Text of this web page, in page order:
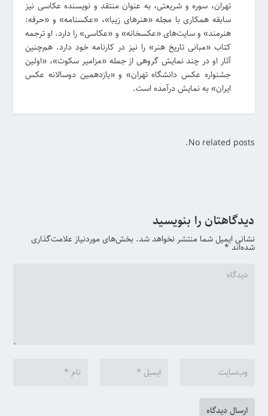
تهران، سوره و شریعتی، به عنوان منتقد و نویسنده عکاسی نیز
سابقه همکاری با مجله «هنرهای زیبا»، «عکسنامه» و «حرفه‌:
هنرمند» و سایت‌های «عکسخانه» و «عکاسی» را دارد. او ترجمه
کتاب «مبانی تاریخ هنر» را نیز در کارنامه خود دارد. هم‌چنین
آثار او در چند نمایش گروهی از جمله «مزامیر سکوت»، «اولین
جشنواره عکس دانشگاه تهران» و «یازدهمین دوسالانه عکس
ایران» به نمایش درآمده است.
No related posts.
دیدگاهتان را بنویسید
نشانی ایمیل شما منتشر نخواهد شد. بخش‌های موردنیاز علامت‌گذاری
شده‌اند*